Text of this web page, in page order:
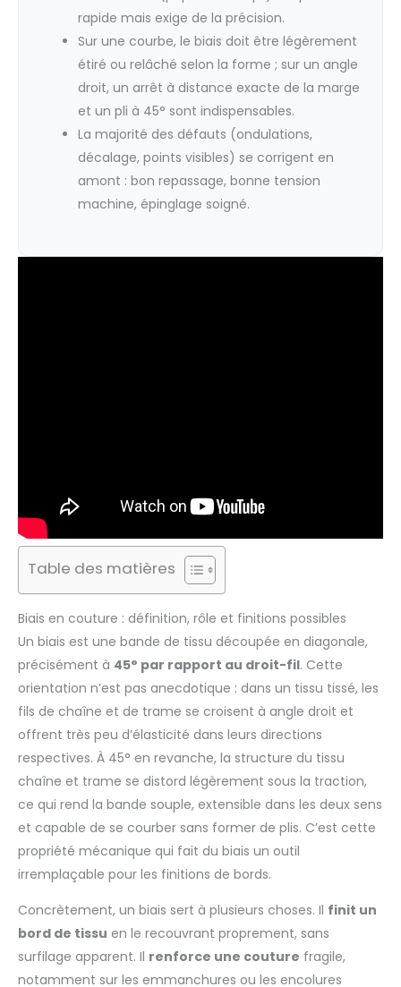
rapide mais exige de la précision.
Sur une courbe, le biais doit être légèrement
étiré ou relâché selon la forme ; sur un angle
droit, un arrêt à distance exacte de la marge
et un pli à 45° sont indispensables.
La majorité des défauts (ondulations,
décalage, points visibles) se corrigent en
amont : bon repassage, bonne tension
machine, épinglage soigné.
Table des matières
Biais en couture : définition, rôle et finitions possibles
Un biais est une bande de tissu découpée en diagonale,
précisément à 45° par rapport au droit-fil. Cette
orientation n’est pas anecdotique : dans un tissu tissé, les
fils de chaîne et de trame se croisent à angle droit et
offrent très peu d’élasticité dans leurs directions
respectives. À 45° en revanche, la structure du tissu
chaîne et trame se distord légèrement sous la traction,
ce qui rend la bande souple, extensible dans les deux sens
et capable de se courber sans former de plis. C’est cette
propriété mécanique qui fait du biais un outil
irremplaçable pour les finitions de bords.
Concrètement, un biais sert à plusieurs choses. Il finit un
bord de tissu en le recouvrant proprement, sans
surfilage apparent. Il renforce une couture fragile,
notamment sur les emmanchures ou les encolures